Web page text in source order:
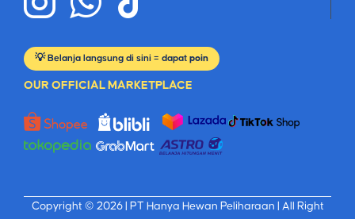
💡 Belanja langsung di sini = dapat poin
OUR OFFICIAL MARKETPLACE
Copyright © 2026 | PT Hanya Hewan Peliharaan | All Right